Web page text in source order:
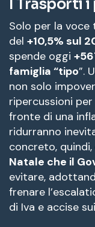
I Trasporti i
Solo per la
del +10,5% sul
spende oggi
famiglia “tipo”.
non solo
ripercussioni per
fronte di una
ridurranno
concreto,
Natale che il
evitare,
frenare
di Iva e accise